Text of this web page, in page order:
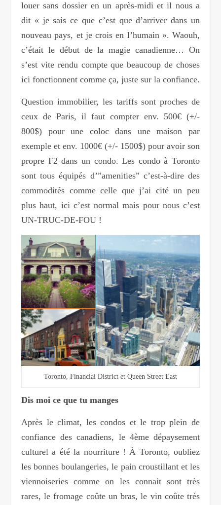
louer sans dossier en un après-midi et il nous a
dit « je sais ce que c’est que d’arriver dans un
nouveau pays, et je crois en l’humain ». Waouh,
c’était le début de la magie canadienne… On
s’est vite rendu compte que beaucoup de choses
ici fonctionnent comme ça, juste sur la confiance.
Question immobilier, les tariffs sont proches de
ceux de Paris, il faut compter env. 500€ (+/-
800$) pour une coloc dans une maison par
exemple et env. 1000€ (+/- 1500$) pour avoir son
propre F2 dans un condo. Les condo à Toronto
sont tous équipés d’”amenities” c’est-à-dire des
commodités comme celle que j’ai cité un peu
plus haut, ici c’est normal mais pour nous c’est
UN-TRUC-DE-FOU !
Toronto, Financial District et Queen Street East
Dis moi ce que tu manges
Après le climat, les condos et le trop plein de
confiance des canadiens, le 4ème dépaysement
culturel a été la nourriture ! À Toronto, oubliez
les bonnes boulangeries, le pain croustillant et les
viennoiseries comme on les connait sont très
rares, le fromage coûte un bras, le vin coûte très